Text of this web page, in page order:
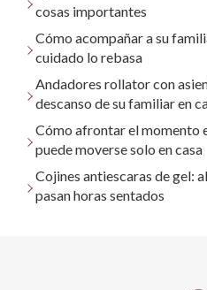
cosas importantes
Cómo acompañar a su
cuidado lo rebasa
Andadores rollator con
descanso de su familiar en
Cómo afrontar el momento
puede moverse solo en casa
Cojines antiescaras de gel:
pasan horas sentados